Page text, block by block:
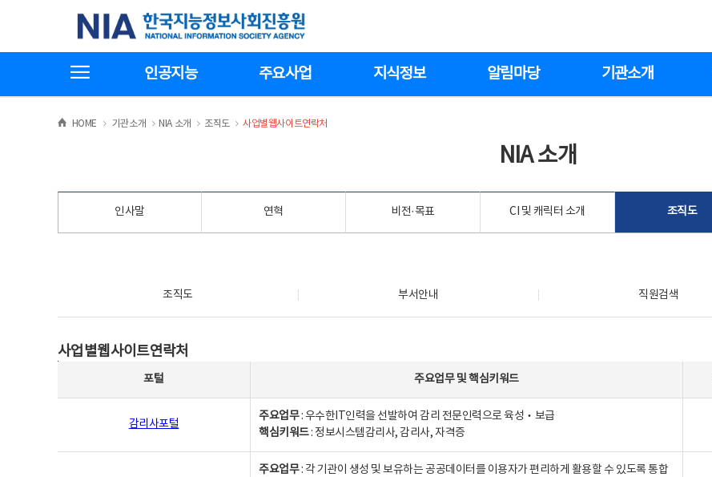
기
한국지능정보사회진흥원
인공지능 주요사업 지식정보 알림마당 기관소개
HOME >
기관소개 >NIA 소개 >
조직도 >
사업별웹사이트연락처
NIA 소개
인사말 연혁 비전·목표 CI 및 캐릭터 소개 조직도
조직도 부서안내 직원검색
사업별웹사이트연락처
포털 주요업무및핵심키워드
감리사포털
주요업무: 우수한IT인력을 선발하여 감리 전문인력으로 육성‧보급
핵심키워드: 정보시스템감리사, 감리사, 자격증
주요업무: 각 기관이 생성 및 보유하는 공공데이터를 이용자가 편리하게 활용할 수 있도록 통합